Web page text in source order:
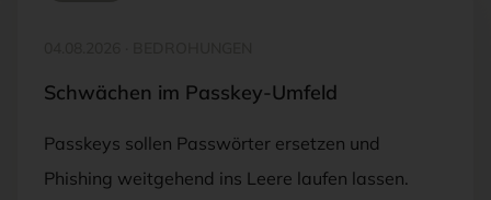
Schwächen im Passkey-Umfeld
Passkeys sollen Passwörter ersetzen und
Phishing weitgehend ins Leere laufen lassen.